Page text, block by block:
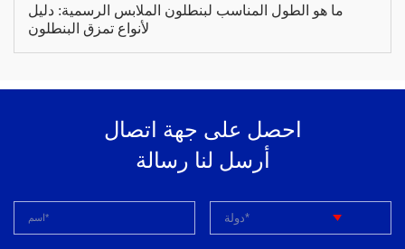
ما هو الطول المناسب لبنطلون الملابس الرسمية: دليل
احصل على جهة اتصال
أرسل لنا رسالة